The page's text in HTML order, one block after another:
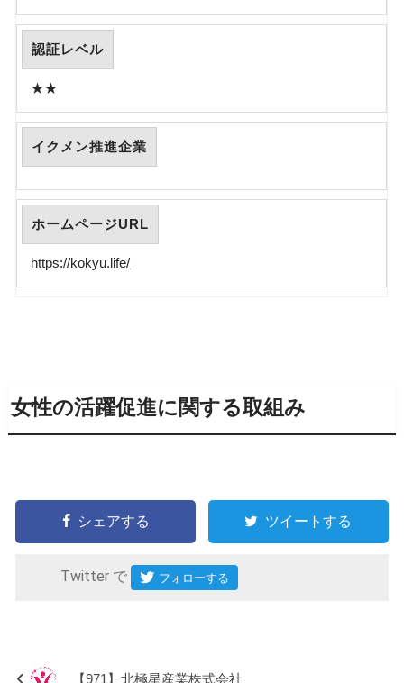
認証レベル
★★
イクメン推進企業
ホームページURL
https://kokyu.life/
女性の活躍促進に関する取組み
シェアする ツイートする
Twitter で
【971】北極星産業株式会社